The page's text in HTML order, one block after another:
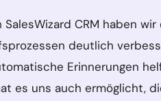
CRM haben
deutlich
Erinnerungen
es uns auch ermöglicht,